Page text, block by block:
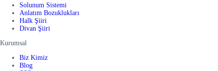
Solunum Sistemi
Anlatım Bozuklukları
Halk Şiiri
Divan Şiiri
Kurumsal
Biz Kimiz
Blog